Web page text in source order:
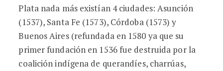
Plata nada más existían 4 ciudades: Asunción
(1537), Santa Fe (1573), Córdoba (1573) y
Buenos Aires (refundada en 1580 ya que su
primer fundación en 1536 fue destruida por la
coalición indígena de querandíes, charrúas,